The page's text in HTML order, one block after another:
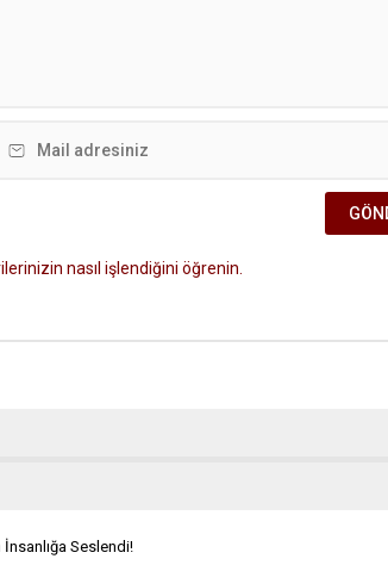
nasıl işlendiğini öğrenin.
Seslendi!